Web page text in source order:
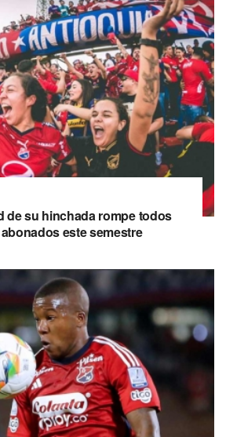
de su hinchada rompe todos
este semestre